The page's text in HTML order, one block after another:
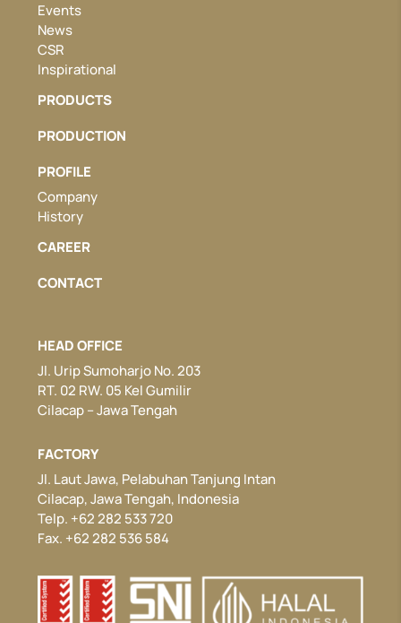
Events
News
CSR
Inspirational
PRODUCTS
PRODUCTION
PROFILE
Company
History
CAREER
CONTACT
HEAD OFFICE
Jl. Urip Sumoharjo No. 203
RT. 02 RW. 05 Kel Gumilir
Cilacap – Jawa Tengah
FACTORY
Jl. Laut Jawa, Pelabuhan Tanjung Intan
Cilacap, Jawa Tengah, Indonesia
Telp. +62 282 533 720
Fax. +62 282 536 584